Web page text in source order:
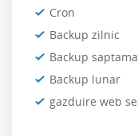
Cron
Backup zilnic
Backup
Backup lunar
gazduire web